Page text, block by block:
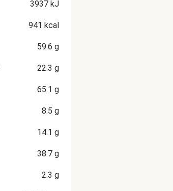
3937 kJ
941 kcal
59.6 g
22.3 g
65.1 g
8.5 g
14.1 g
38.7 g
2.3 g